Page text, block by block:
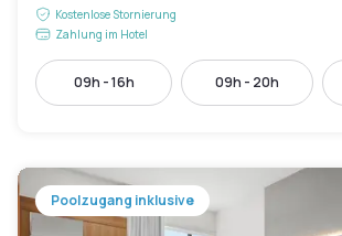
Kostenlose Stornierung
Zahlung im Hotel
09h - 16h 09h - 20h
Poolzugang inklusive